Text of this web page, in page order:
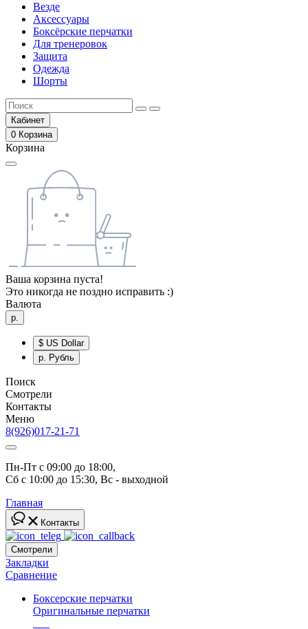
Везде
Аксессуары
Боксёрские перчатки
Для тренеровок
Защита
Одежда
Шорты
Кабинет
0 Корзина
Корзина
Ваша корзина пуста!
Это никогда не поздно исправить :)
Валюта
р.
$ US Dollar
р. Рубль
Поиск
Смотрели
Контакты
Меню
8(926)017-21-71
Пн-Пт с 09:00 до 18:00,
Сб с 10:00 до 15:30, Вс - выходной
Главная
Контакты
Смотрели
Закладки
Сравнение
Боксерские перчатки
Оригинальные перчатки